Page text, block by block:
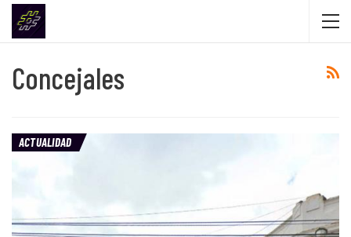
Concejales
ACTUALIDAD